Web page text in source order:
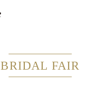
BRIDAL FAIR